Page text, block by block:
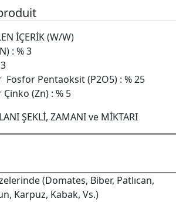
İÇERİK (W/W)
: % 3
Fosfor Pentaoksit (P2O5) : % 25
(Zn) : % 5
ŞEKLİ, ZAMANI ve MİKTARI
(Domates, Biber, Patlıcan,
Karpuz, Kabak, Vs.)